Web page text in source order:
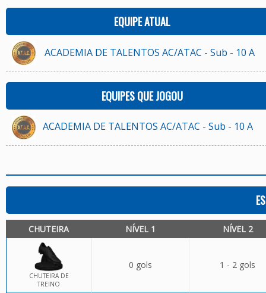
EQUIPE ATUAL
ACADEMIA DE TALENTOS AC/ATAC - Sub - 10 A
EQUIPES QUE JOGOU
ACADEMIA DE TALENTOS AC/ATAC - Sub - 10 A
CHUTEIRA NÍVEL 1 NÍVEL 2
CHUTEIRA DE
TREINO
0 gols 1 - 2 gols